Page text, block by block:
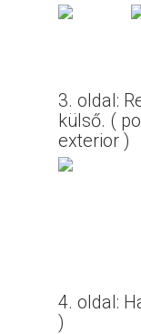
3. oldal:
külső. (
exterior )
4. oldal:
)